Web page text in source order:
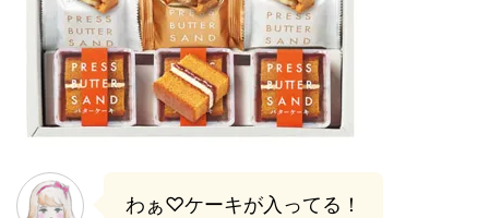
わぁ♡ケーキが入ってる！